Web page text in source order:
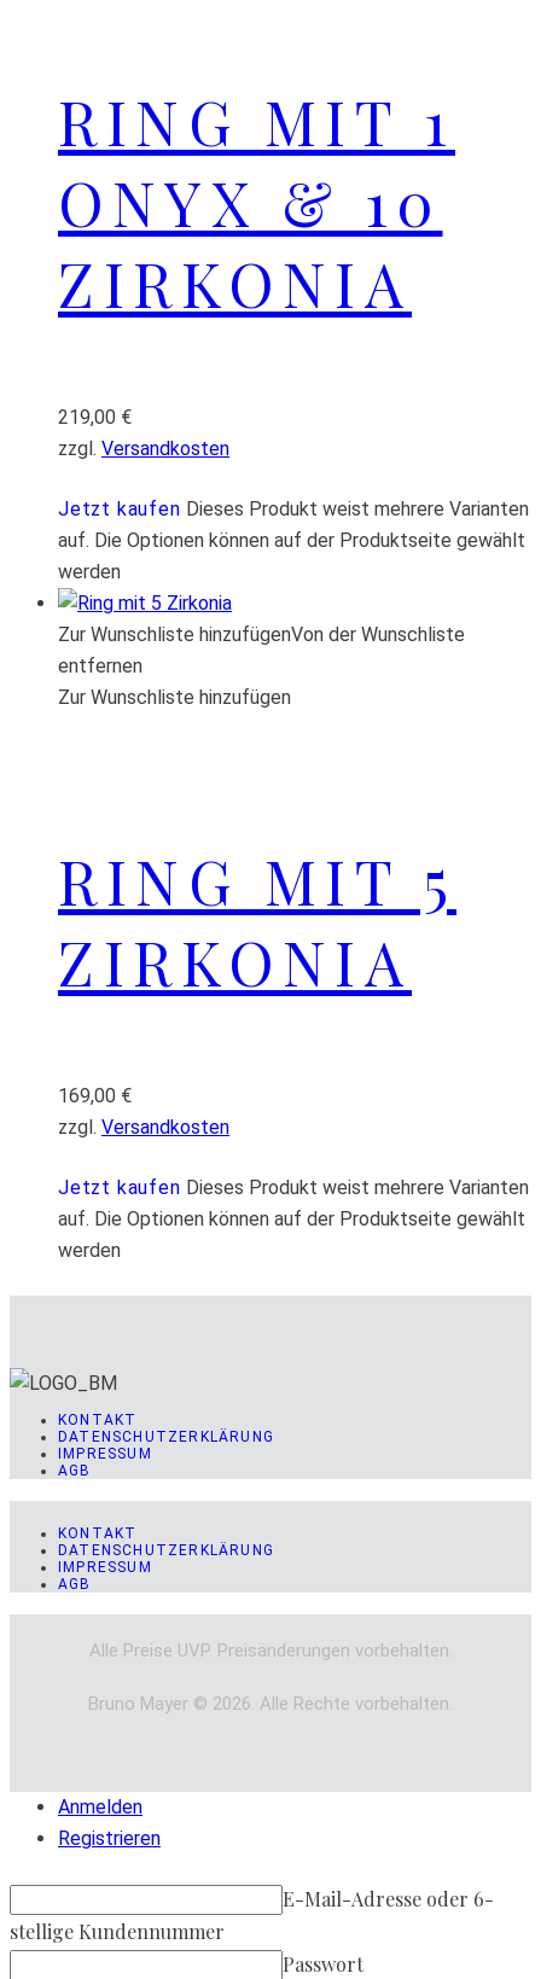
RING MIT 1
ONYX & 10
ZIRKONIA
219,00 €
zzgl. Versandkosten
Jetzt kaufen Dieses Produkt weist mehrere Varianten
auf. Die Optionen können auf der Produktseite gewählt
werden
Zur Wunschliste hinzufügenVon der Wunschliste
entfernen
Zur Wunschliste hinzufügen
RING MIT 5
ZIRKONIA
169,00 €
zzgl. Versandkosten
Jetzt kaufen Dieses Produkt weist mehrere Varianten
auf. Die Optionen können auf der Produktseite gewählt
werden
KONTAKT
DATENSCHUTZERKLÄRUNG
IMPRESSUM
AGB
KONTAKT
DATENSCHUTZERKLÄRUNG
IMPRESSUM
AGB
Alle Preise UVP. Preisänderungen vorbehalten.
Bruno Mayer © 2026. Alle Rechte vorbehalten.
Anmelden
Registrieren
E-Mail-Adresse oder 6-
stellige Kundennummer
Passwort